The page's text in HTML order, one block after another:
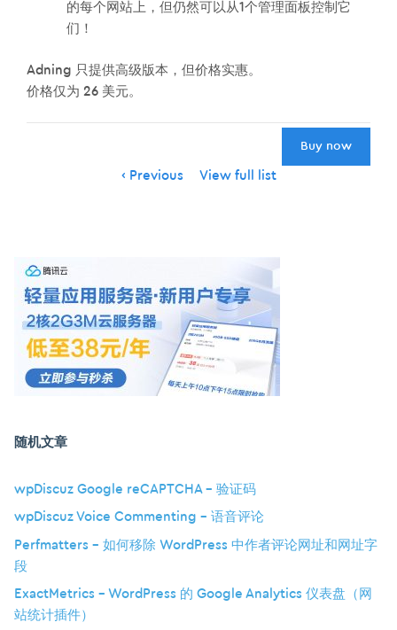
的每个网站上，但仍然可以从1个管理面板控制它
们！
Adning 只提供高级版本，但价格实惠。
价格仅为 26 美元。
Buy now
Previous View full list
随机文章
wpDiscuz Google reCAPTCHA – 验证码
wpDiscuz Voice Commenting – 语音评论
Perfmatters – 如何移除 WordPress 中作者评论网址和网址字
段
ExactMetrics – WordPress 的 Google Analytics 仪表盘（网
站统计插件）